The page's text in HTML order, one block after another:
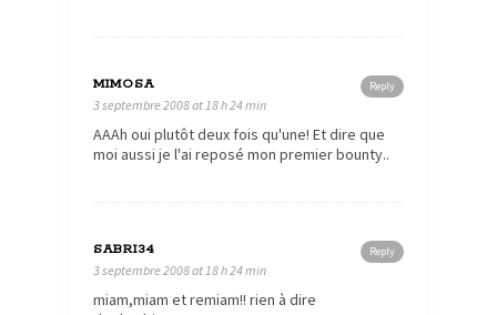
Reply
MIMOSA
3 septembre 2008 at 18 h 24 min
AAAh oui plutôt deux fois qu'une! Et dire que
moi aussi je l'ai reposé mon premier bounty..
Reply
SABRI34
3 septembre 2008 at 18 h 24 min
miam,miam et remiam!! rien à dire